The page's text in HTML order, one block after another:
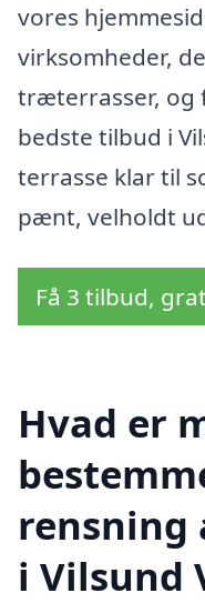
vores
virksomheder,
træterrasser, og
bedste tilbud i
terrasse klar til
pænt, velholdt
Få 3 tilbud,
Hvad er
i Vilsund